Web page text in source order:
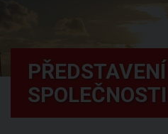
PŘEDSTAVENÍ